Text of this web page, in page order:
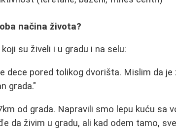
načina života?
su živeli i u gradu i na selu:
dece pored tolikog dvorišta. Mislim da je
grada."
od grada. Napravili smo lepu kuću sa
da živim u gradu, ali kad odem tamo,